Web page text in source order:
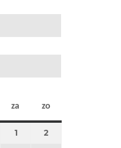
za zaterdag
zo
juli 2026
11 augustus 2026
2